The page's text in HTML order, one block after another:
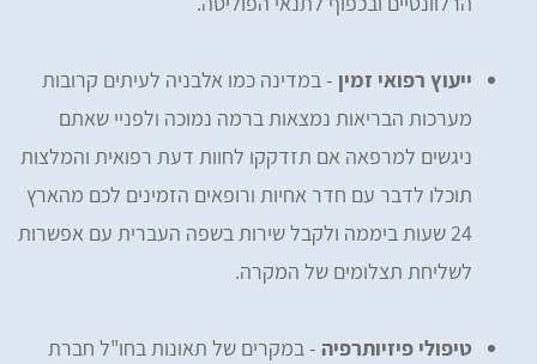
ייעוץ רפואי זמין - במדינה כמו אלבניה לעיתים קרובות
מערכות הבריאות נמצאות ברמה נמוכה ולפניי שאתם
ניגשים למרפאה אם תזדקקו לחוות דעת רפואית והמלצות
תוכלו לדבר עם חדר אחיות ורופאים הזמינים לכם מהארץ
24 שעות ביממה ולקבל שירות בשפה העברית עם אפשרות
לשליחת תצלומים של המקרה.
טיפולי פיזיותרפיה - במקרים של תאונות בחו"ל חברת